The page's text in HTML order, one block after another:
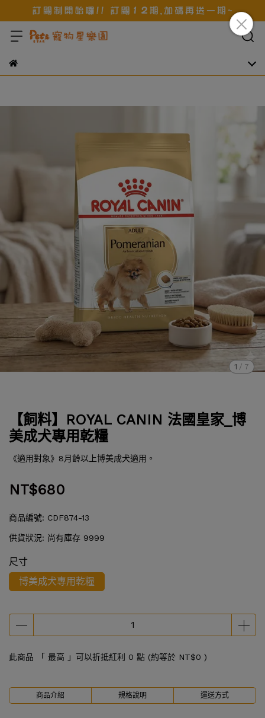
1 / 7
【飼料】ROYAL CANIN 法國皇家_博
美成犬專用乾糧
《適用對象》8月齡以上博美成犬適用。
NT$680
商品編號: CDF874-13
供貨狀況: 尚有庫存 9999
尺寸
博美成犬專用乾糧
此商品 「 最高 」可以折抵紅利 0 點 (約等於 NT$0 )
商品介紹 規格說明 運送方式